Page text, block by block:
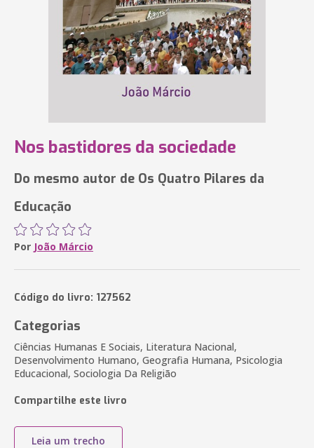
Nos bastidores da sociedade
Do mesmo autor de Os Quatro Pilares da
Educação
Por João Márcio
Código do livro: 127562
Categorias
Ciências Humanas E Sociais, Literatura Nacional,
Desenvolvimento Humano, Geografia Humana, Psicologia
Educacional, Sociologia Da Religião
Compartilhe este livro
Leia um trecho